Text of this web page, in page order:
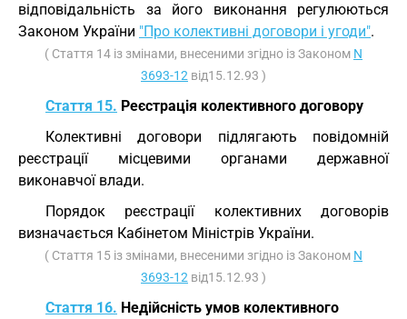
відповідальність за його виконання регулюються
Законом України "Про колективні договори і угоди".
( Стаття 14 із змінами, внесеними згідно із Законом N
3693-12 від15.12.93 )
Стаття 15. Реєстрація колективного договору
Колективні договори підлягають повідомній
реєстрації місцевими органами державної
виконавчої влади.
Порядок реєстрації колективних договорів
визначається Кабінетом Міністрів України.
( Стаття 15 із змінами, внесеними згідно із Законом N
3693-12 від15.12.93 )
Стаття 16. Недійсність умов колективного